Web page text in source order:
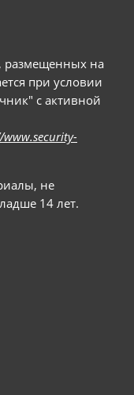
размещенных на
при условии
с активной
не
14 лет.